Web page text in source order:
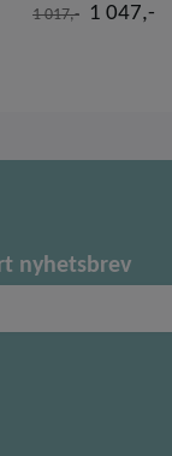
1 017,- 1 047,-
nyhetsbrev